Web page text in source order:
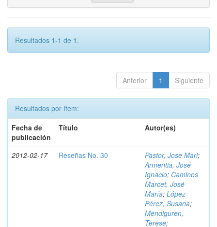
Resultados 1-1 de 1.
Anterior 1 Siguiente
Resultados por ítem:
Fecha de
publicación
Título Autor(es)
2012-02-17 Reseñas No. 30 Pastor, Jose Mari;
Armentia, José
Ignacio; Caminos
Marcet, José
María; López
Pérez, Susana;
Mendiguren,
Terese;